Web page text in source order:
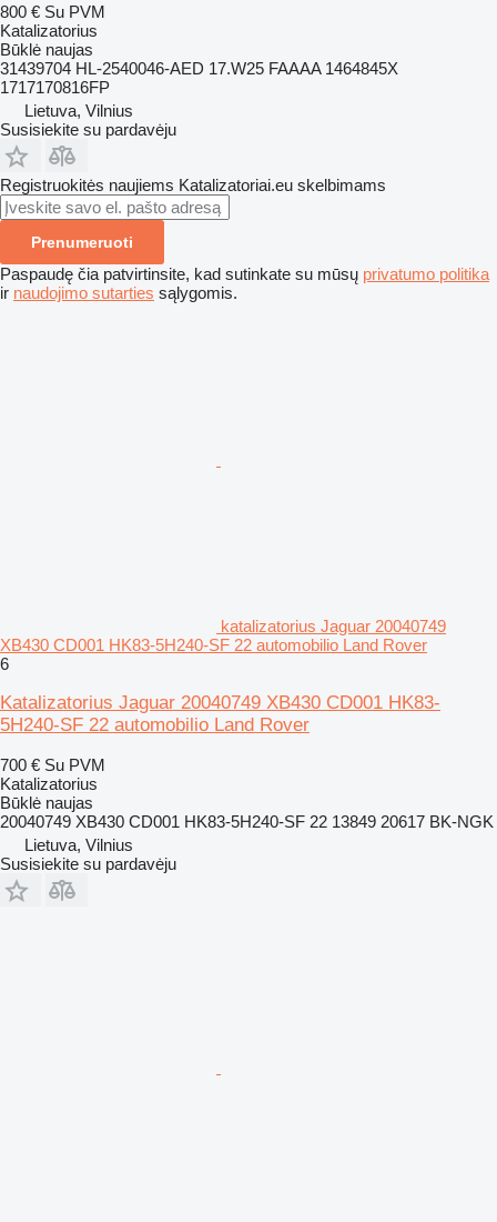
800 € Su PVM
Katalizatorius
Būklė naujas
31439704 HL-2540046-AED 17.W25 FAAAA 1464845X
1717170816FP
Lietuva, Vilnius
Susisiekite su pardavėju
Registruokitės naujiems Katalizatoriai.eu skelbimams
Prenumeruoti
Paspaudę čia patvirtinsite, kad sutinkate su mūsų privatumo politika
ir naudojimo sutarties sąlygomis.
katalizatorius Jaguar 20040749
XB430 CD001 HK83-5H240-SF 22 automobilio Land Rover
6
Katalizatorius Jaguar 20040749 XB430 CD001 HK83-
5H240-SF 22 automobilio Land Rover
700 € Su PVM
Katalizatorius
Būklė naujas
20040749 XB430 CD001 HK83-5H240-SF 22 13849 20617 BK-NGK
Lietuva, Vilnius
Susisiekite su pardavėju